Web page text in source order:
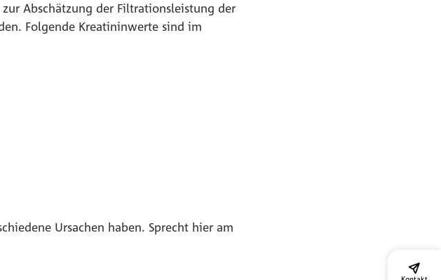
Abschätzung der Filtrationsleistung der
Folgende Kreatininwerte sind im
Ursachen haben. Sprecht hier am